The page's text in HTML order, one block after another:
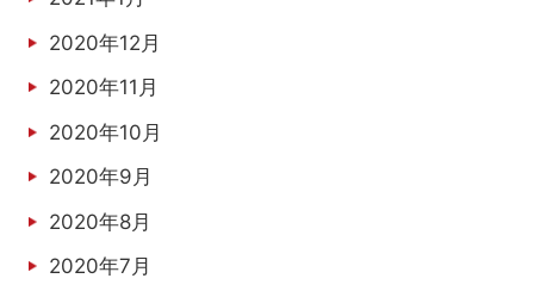
2020年12月
2020年11月
2020年10月
2020年9月
2020年8月
2020年7月